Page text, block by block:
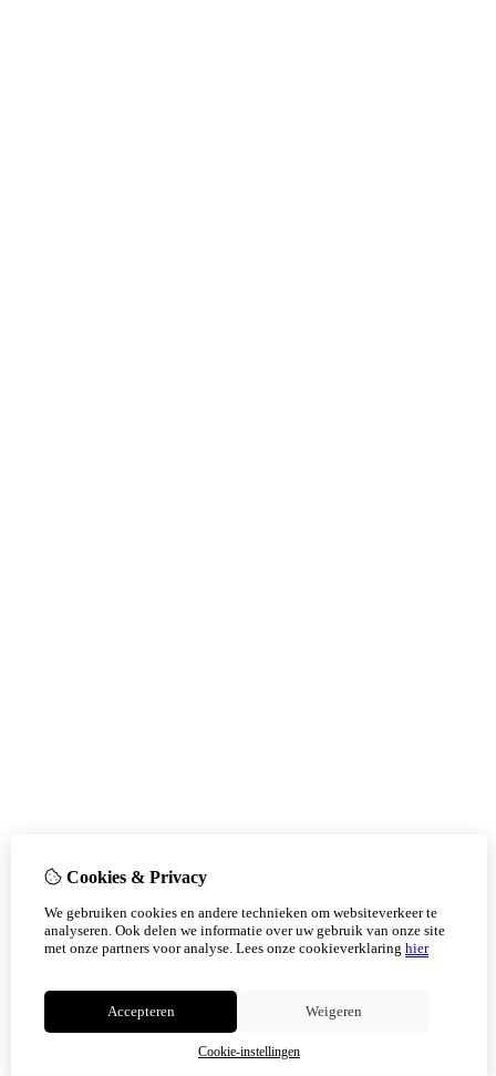
Cookies & Privacy
We gebruiken cookies en andere technieken om websiteverkeer te
analyseren. Ook delen we informatie over uw gebruik van onze site
met onze partners voor analyse. Lees onze cookieverklaring hier
Accepteren Weigeren
Cookie-instellingen